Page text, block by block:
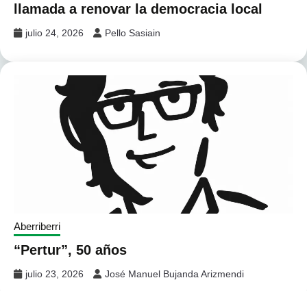
llamada a renovar la democracia local
julio 24, 2026 Pello Sasiain
Aberriberri
“Pertur”, 50 años
julio 23, 2026 José Manuel Bujanda Arizmendi